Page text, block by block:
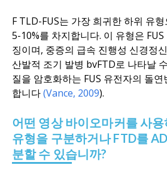
FTLD-FUS는 가장 희귀한 하위 유
5-10%를 차지합니다. 이 유형은
징이며, 중증의 급속 진행성 신경정
산발적 조기 발병 bvFTD로 나타날
질을 암호화하는 FUS 유전자의 돌연
합니다(Vance, 2009).
어떤 영상바이오마커를 사용
유형을 구분하거나 FTD를
분할 수 있습니까?